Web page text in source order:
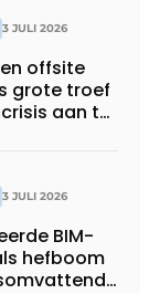
3 JULI 2026
offsite
grote troef
aan te
3 JULI 2026
BIM-
hefboom